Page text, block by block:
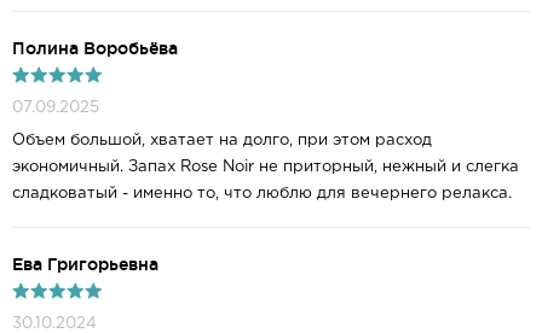
Полина Воробьёва
07.09.2025
Объем большой, хватает на долго, при этом расход
экономичный. Запах Rose Noir не приторный, нежный и слегка
сладковатый - именно то, что люблю для вечернего релакса.
Ева Григорьевна
30.10.2024